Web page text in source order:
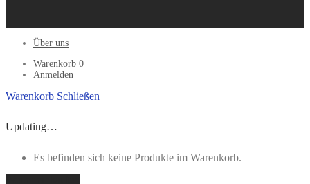
Über uns
Warenkorb 0
Anmelden
Warenkorb Schließen
Updating…
Es befinden sich keine Produkte im Warenkorb.